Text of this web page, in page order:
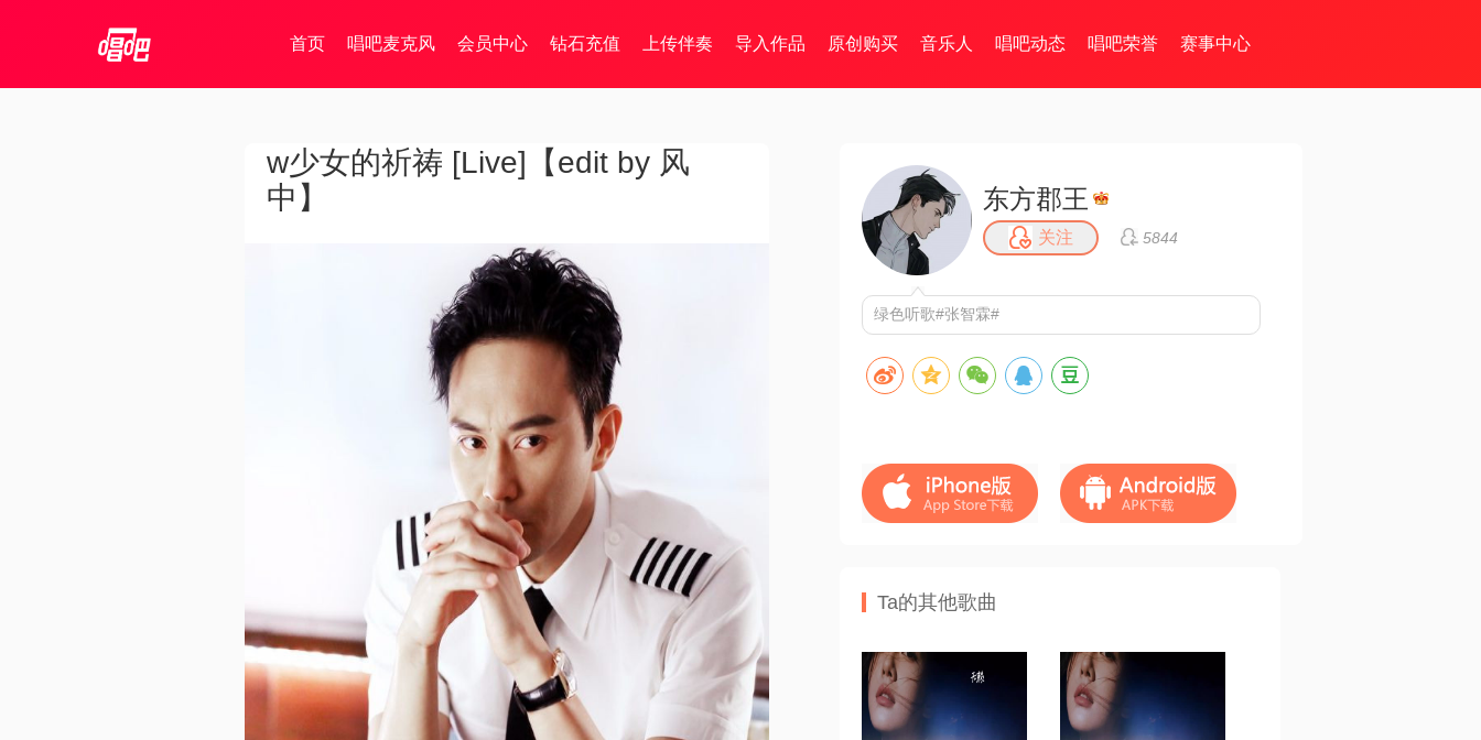
首页 唱吧麦克风 会员中心 钻石充值 上传伴奏 导入作品 原创购买 音乐人 唱吧动态 唱吧荣誉 赛事中心
w少女的祈祷 [Live]【edit by 风
中】
东方郡王
关注 5844
绿色听歌#张智霖#
Ta的其他歌曲